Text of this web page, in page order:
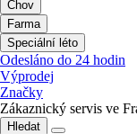
Chov
Farma
Speciální léto
Odesláno do 24 hodin
Výprodej
Značky
Zákaznický servis ve
Hledat